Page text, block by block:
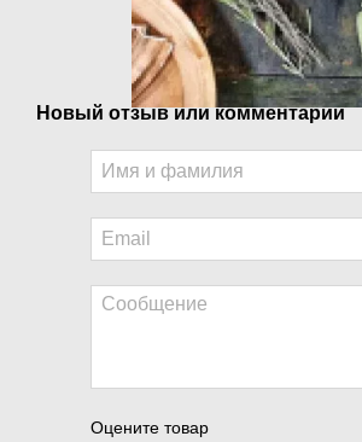
Новый отзыв или комментарий
Оцените товар